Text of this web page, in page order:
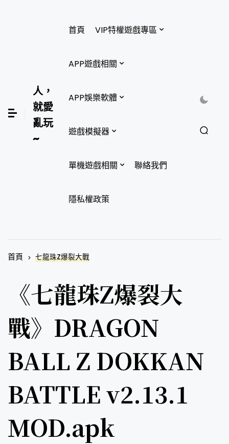
人，
就愛
亂玩
~
首頁 VIP特權遊戲專區
APP遊戲相關
APP娛樂軟體
遊戲模擬器
單機遊戲相關 聯絡我們
隱私權政策
首頁 七龍珠Z爆裂大戰
《七龍珠Z爆裂大
戰》DRAGON
BALL Z DOKKAN
BATTLE v2.13.1
MOD.apk